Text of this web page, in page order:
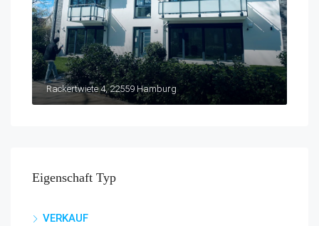
Rackertwiete 4, 22559 Hamburg
Eigenschaft Typ
VERKAUF